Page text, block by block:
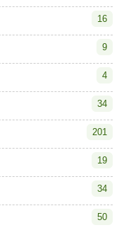
16
9
4
34
201
19
34
50